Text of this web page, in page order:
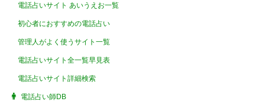
電話占いサイト あいうえお一覧
初心者におすすめの電話占い
管理人がよく使うサイト一覧
電話占いサイト全一覧早見表
電話占いサイト詳細検索
電話占い師DB